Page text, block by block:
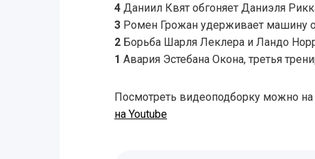
4Даниил Квят обгоняет Даниэля
3Ромен Грожан удерживает машину
2Борьба Шарля Леклера и Ландо
1 Авария Эстебана Окона, третья
Посмотреть видеоподборку можно на
на Youtube